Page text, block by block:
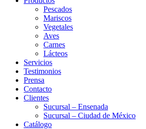
Pescados
Mariscos
Vegetales
Aves
Carnes
Lácteos
Servicios
Testimonios
Prensa
Contacto
Clientes
Sucursal – Ensenada
Sucursal – Ciudad de México
Catálogo